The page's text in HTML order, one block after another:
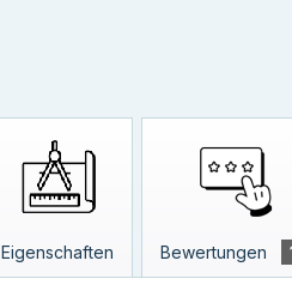
Eigenschaften Bewertungen